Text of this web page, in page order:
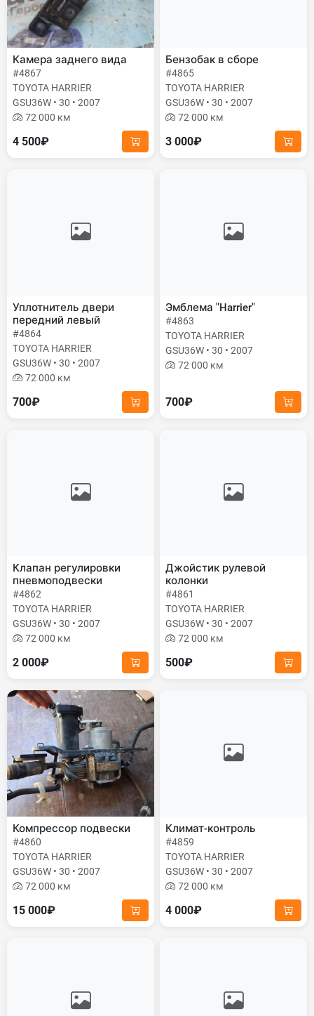
Камера заднего вида
#4867
TOYOTA HARRIER
GSU36W • 30 • 2007
72 000 км
4 500₽
Бензобак в сборе
#4865
TOYOTA HARRIER
GSU36W • 30 • 2007
72 000 км
3 000₽
Уплотнитель двери
передний левый
#4864
TOYOTA HARRIER
GSU36W • 30 • 2007
72 000 км
700₽
Эмблема "Harrier"
#4863
TOYOTA HARRIER
GSU36W • 30 • 2007
72 000 км
700₽
Клапан регулировки
пневмоподвески
#4862
TOYOTA HARRIER
GSU36W • 30 • 2007
72 000 км
2 000₽
Джойстик рулевой
колонки
#4861
TOYOTA HARRIER
GSU36W • 30 • 2007
72 000 км
500₽
Компрессор подвески
#4860
TOYOTA HARRIER
GSU36W • 30 • 2007
72 000 км
15 000₽
Климат-контроль
#4859
TOYOTA HARRIER
GSU36W • 30 • 2007
72 000 км
4 000₽